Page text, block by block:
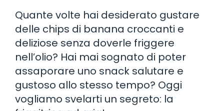
Quante volte hai desiderato gustare
delle chips di banana croccanti e
deliziose senza doverle friggere
nell’olio? Hai mai sognato di poter
assaporare uno snack salutare e
gustoso allo stesso tempo? Oggi
vogliamo svelarti un segreto: la